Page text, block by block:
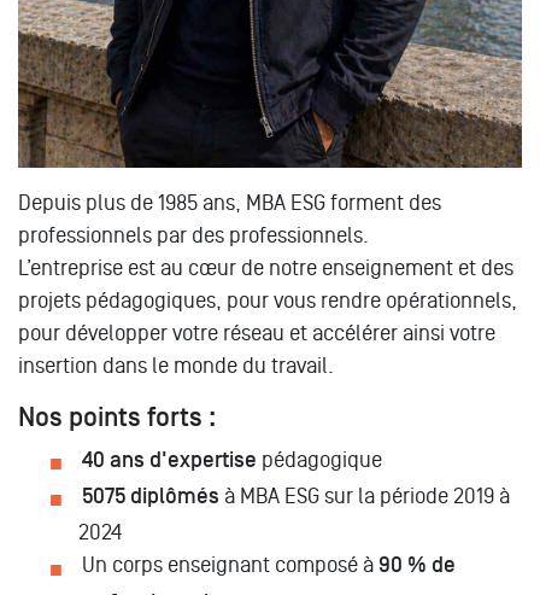
Depuis plus de 1985 ans, MBA ESG forment des
professionnels par des professionnels.
L’entreprise est au cœur de notre enseignement et des
projets pédagogiques, pour vous rendre opérationnels,
pour développer votre réseau et accélérer ainsi votre
insertion dans le monde du travail.
Nos points forts :
40 ans d'expertise pédagogique
5075 diplômés à MBA ESG sur la période 2019 à
2024
Un corps enseignant composé à 90 % de